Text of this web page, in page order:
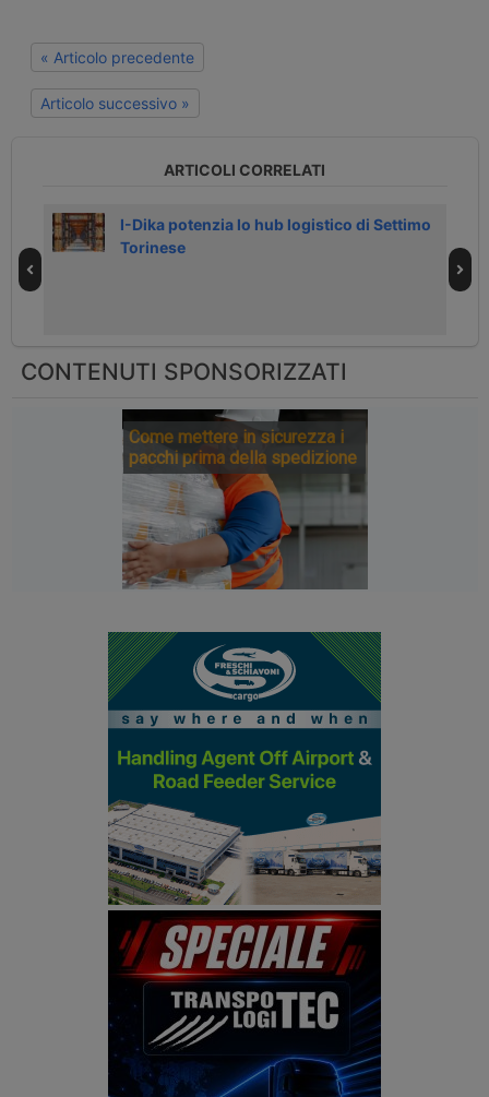
« Articolo precedente
Articolo successivo »
ARTICOLI CORRELATI
I-Dika potenzia lo hub logistico di Settimo
Torinese
CONTENUTI SPONSORIZZATI
Come mettere in sicurezza i
pacchi prima della spedizione